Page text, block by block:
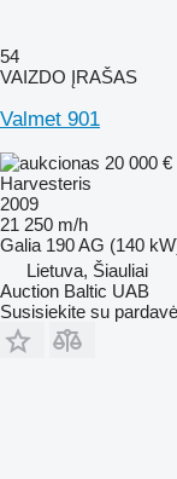
54
VAIZDO ĮRAŠAS
Valmet 901
20 000 €
Harvesteris
2009
21 250 m/h
Galia 190 AG (140
Lietuva, Šiauliai
Auction Baltic UAB
Susisiekite su